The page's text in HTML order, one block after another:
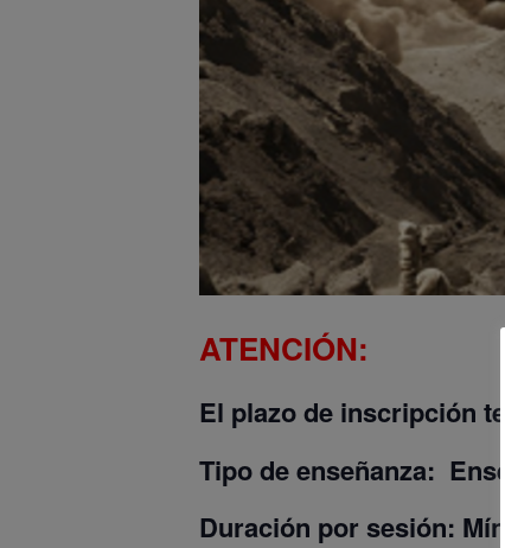
ATENCIÓN:
El plazo de inscripción
Tipo de enseñanza:
Duración por sesión: